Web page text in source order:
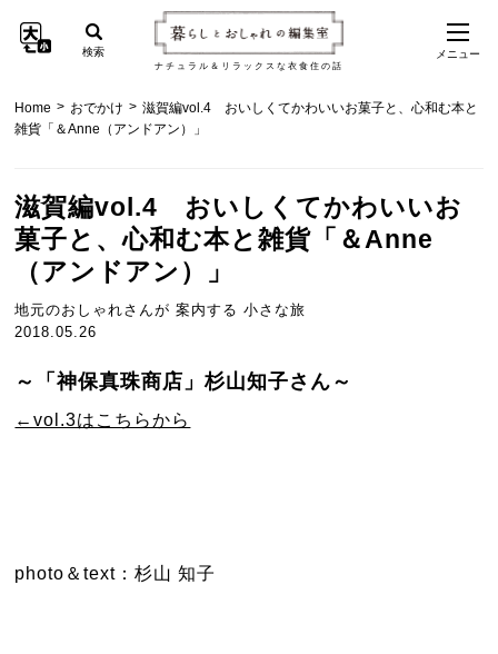
ナチュラル＆リラックスな衣食住の話
検索 メニュー
Home > おでかけ > 滋賀編vol.4 おいしくてかわいいお菓子と、心和む本と
雑貨「＆Anne（アンドアン）」
滋賀編vol.4 おいしくてかわいいお
菓子と、心和む本と雑貨「＆Anne
（アンドアン）」
地元のおしゃれさんが 案内する 小さな旅
2018.05.26
～「神保真珠商店」杉山知子さん～
←vol.3はこちらから
photo＆text：杉山 知子